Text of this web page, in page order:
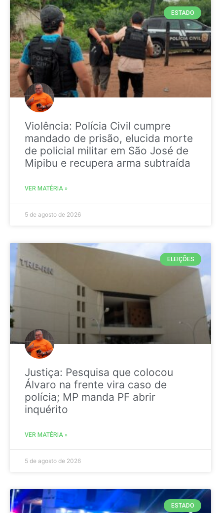
ESTADO
Violência: Polícia Civil cumpre
mandado de prisão, elucida morte
de policial militar em São José de
Mipibu e recupera arma subtraída
VER MATÉRIA »
5 de agosto de 2026
ELEIÇÕES
Justiça: Pesquisa que colocou
Álvaro na frente vira caso de
polícia; MP manda PF abrir
inquérito
VER MATÉRIA »
5 de agosto de 2026
ESTADO